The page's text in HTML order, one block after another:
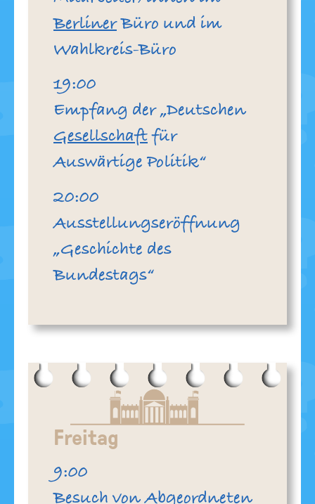
BerlinerBüro und im
Wahlkreis-Büro
19:00
Empfang der „Deutschen
Gesellschaftfür
Auswärtige Politik“
20:00
Ausstellungseröffnung
„Geschichte des
Bundestags“
Freitag
9:00
Besuch von Abgeordneten